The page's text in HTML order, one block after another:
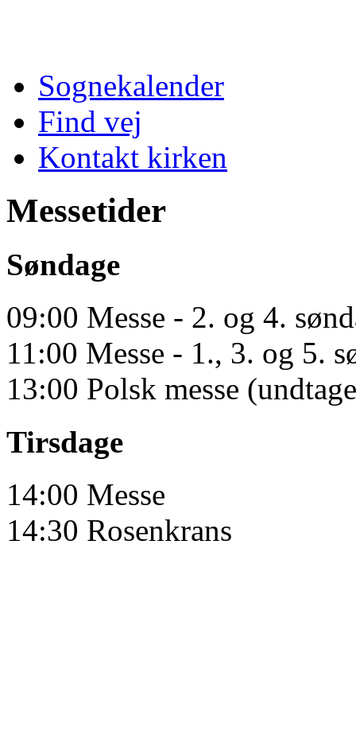
Sognekalender
Find vej
Kontakt kirken
Messetider
Søndage
09:00 Messe - 2. og 4.
11:00 Messe - 1., 3. og 5.
13:00 Polsk messe
Tirsdage
14:00 Messe
14:30 Rosenkrans